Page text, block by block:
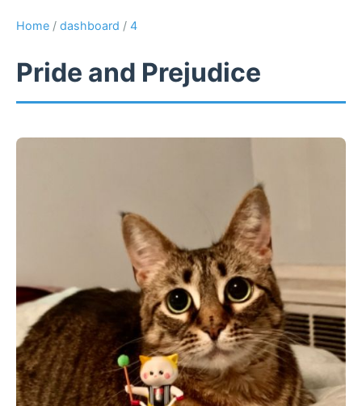
Home / dashboard / 4
Pride and Prejudice